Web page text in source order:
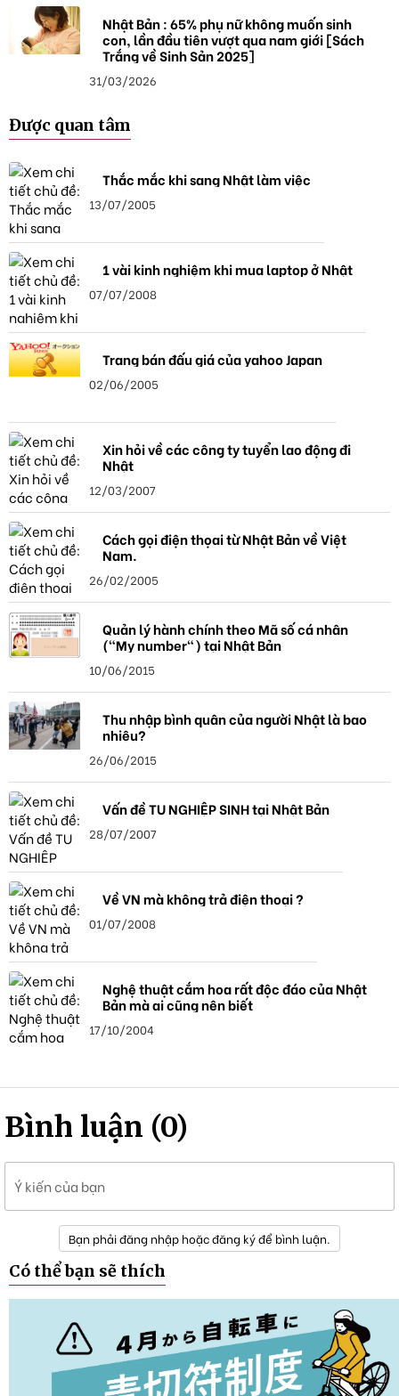
Nhật Bản : 65% phụ nữ không muốn sinh
con, lần đầu tiên vượt qua nam giới [Sách
Trắng về Sinh Sản 2025]
31/03/2026
Được quan tâm
Thắc mắc khi sang Nhật làm việc
13/07/2005
1 vài kinh nghiệm khi mua laptop ở Nhật
07/07/2008
Trang bán đấu giá của yahoo Japan
02/06/2005
Xin hỏi về các công ty tuyển lao động đi
Nhật
12/03/2007
Cách gọi điện thọai từ Nhật Bản về Việt
Nam.
26/02/2005
Quản lý hành chính theo Mã số cá nhân
("My number") tại Nhật Bản
10/06/2015
Thu nhập bình quân của người Nhật là bao
nhiêu?
26/06/2015
Vấn đề TU NGHIỆP SINH tại Nhật Bản
28/07/2007
Về VN mà không trả điện thoại ?
01/07/2008
Nghệ thuật cắm hoa rất độc đáo của Nhật
Bản mà ai cũng nên biết
17/10/2004
Bình luận (0)
Ý kiến của bạn
Bạn phải đăng nhập hoặc đăng ký để bình luận.
Có thể bạn sẽ thích